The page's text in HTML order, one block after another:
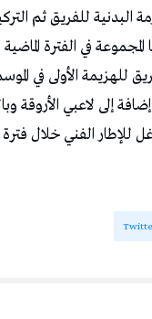
البدنية للفريق ثم
المجموعة في الفترة
للهزيمة الأولى في
إلى لاعبي الأروقة
للإطار الفني خلال